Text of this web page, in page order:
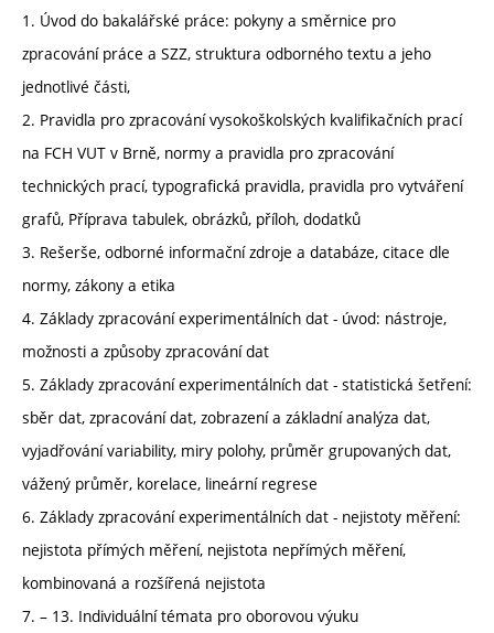
1. Úvod do bakalářské práce: pokyny a směrnice pro
zpracování práce a SZZ, struktura odborného textu a jeho
jednotlivé části,
2. Pravidla pro zpracování vysokoškolských kvalifikačních prací
na FCH VUT v Brně, normy a pravidla pro zpracování
technických prací, typografická pravidla, pravidla pro vytváření
grafů, Příprava tabulek, obrázků, příloh, dodatků
3. Rešerše, odborné informační zdroje a databáze, citace dle
normy, zákony a etika
4. Základy zpracování experimentálních dat - úvod: nástroje,
možnosti a způsoby zpracování dat
5. Základy zpracování experimentálních dat - statistická šetření:
sběr dat, zpracování dat, zobrazení a základní analýza dat,
vyjadřování variability, miry polohy, průměr grupovaných dat,
vážený průměr, korelace, lineární regrese
6. Základy zpracování experimentálních dat - nejistoty měření:
nejistota přímých měření, nejistota nepřímých měření,
kombinovaná a rozšířená nejistota
7. – 13. Individuální témata pro oborovou výuku